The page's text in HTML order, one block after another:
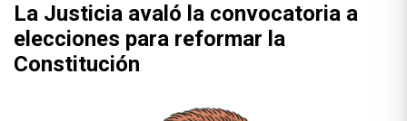
La Justicia avaló la convocatoria a
elecciones para reformar la
Constitución